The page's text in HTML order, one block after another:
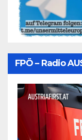
FPÖ – Radio